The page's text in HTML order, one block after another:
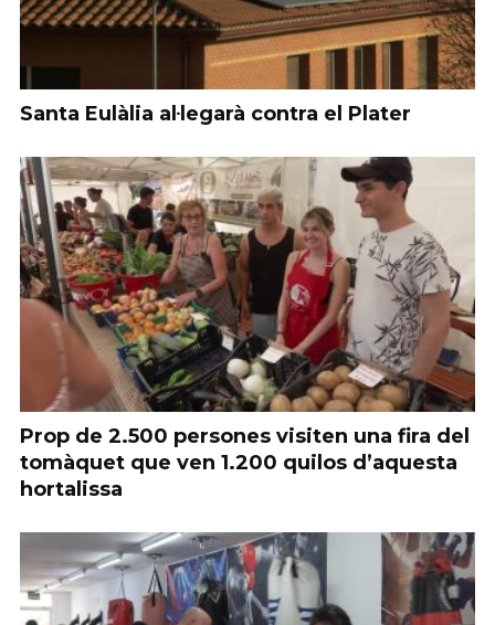
Santa Eulàlia al·legarà contra el Plater
Prop de 2.500 persones visiten una fira del
tomàquet que ven 1.200 quilos d’aquesta
hortalissa